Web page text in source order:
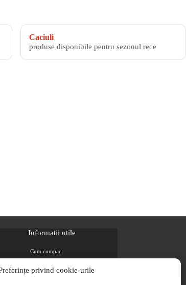
privind cookie-urile
Caciuli
produse disponibile pentru sezonul rece
Informatii utile
Cum cumpar